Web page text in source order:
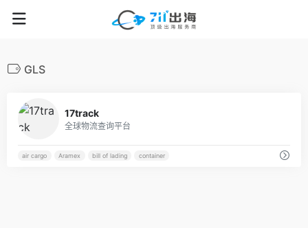
GLS
17track
全球物流查询平台
air cargo Aramex bill of lading container